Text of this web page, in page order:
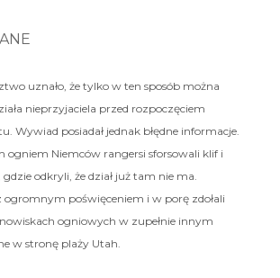
uznało, że tylko w ten sposób można
nieprzyjaciela przed rozpoczęciem
Wywiad posiadał jednak błędne informacje.
ogniem Niemców rangersi sforsowali klif i
odkryli, że dział już tam nie ma.
ogromnym poświęceniem i w porę zdołali
ogniowych w zupełnie innym
w stronę plaży Utah.